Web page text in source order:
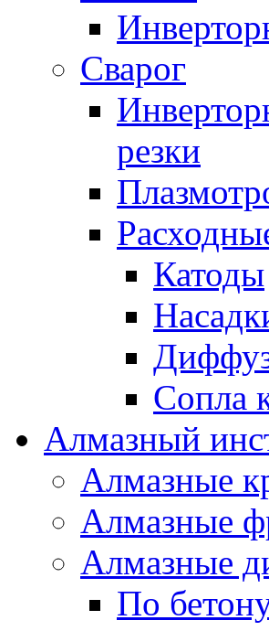
Сварог
резки
Катоды
Сопла
Алмазный
Алмазные
Алмазные
Алмазные
По